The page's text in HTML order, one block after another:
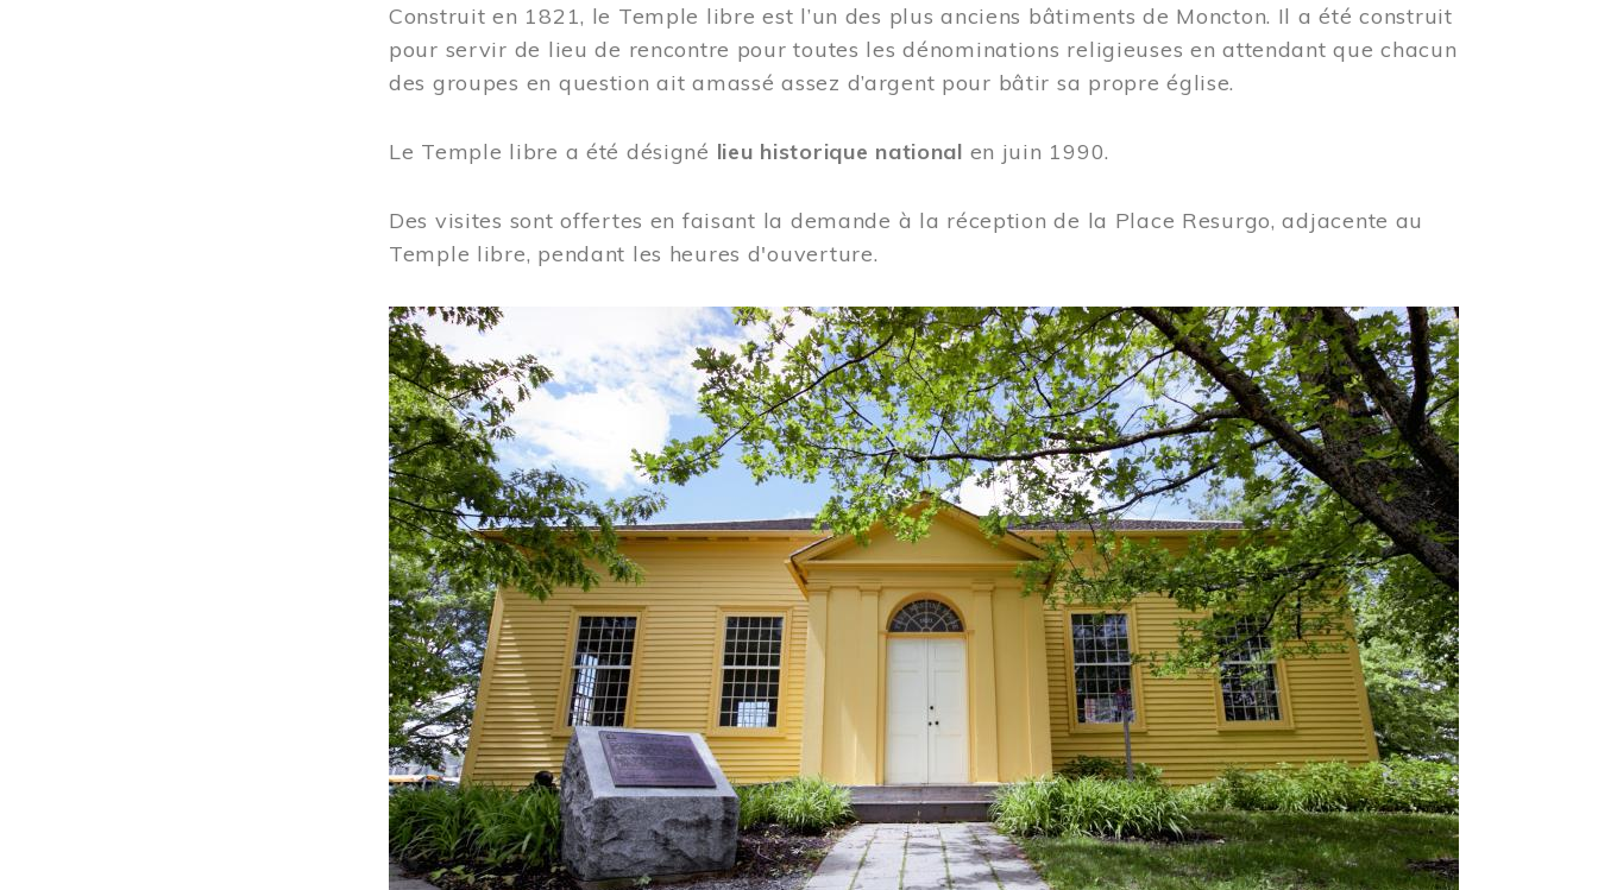
Construit en 1821, le Temple libre est l’un des plus anciens bâtiments de Moncton. Il a été construit
pour servir de lieu de rencontre pour toutes les dénominations religieuses en attendant que chacun
des groupes en question ait amassé assez d’argent pour bâtir sa propre église.
Le Temple libre a été désigné lieu historique national en juin 1990.
Des visites sont offertes en faisant la demande à la réception de la Place Resurgo, adjacente au
Temple libre, pendant les heures d'ouverture.
Image